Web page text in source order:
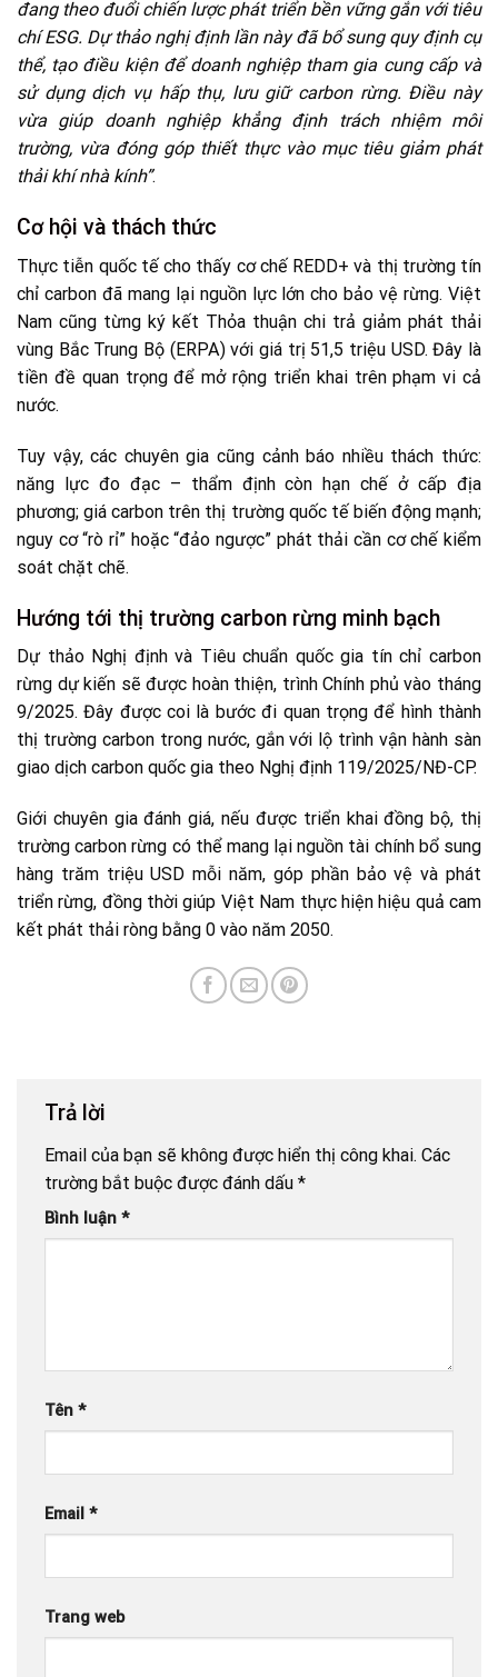
đang theo đuổi chiến lược phát triển bền vững gắn với tiêu
chí ESG. Dự thảo nghị định lần này đã bổ sung quy định cụ
thể, tạo điều kiện để doanh nghiệp tham gia cung cấp và
sử dụng dịch vụ hấp thụ, lưu giữ carbon rừng. Điều này
vừa giúp doanh nghiệp khẳng định trách nhiệm môi
trường, vừa đóng góp thiết thực vào mục tiêu giảm phát
thải khí nhà kính”.
Cơ hội và thách thức
Thực tiễn quốc tế cho thấy cơ chế REDD+ và thị trường tín
chỉ carbon đã mang lại nguồn lực lớn cho bảo vệ rừng. Việt
Nam cũng từng ký kết Thỏa thuận chi trả giảm phát thải
vùng Bắc Trung Bộ (ERPA) với giá trị 51,5 triệu USD. Đây là
tiền đề quan trọng để mở rộng triển khai trên phạm vi cả
nước.
Tuy vậy, các chuyên gia cũng cảnh báo nhiều thách thức:
năng lực đo đạc – thẩm định còn hạn chế ở cấp địa
phương; giá carbon trên thị trường quốc tế biến động mạnh;
nguy cơ “rò rỉ” hoặc “đảo ngược” phát thải cần cơ chế kiểm
soát chặt chẽ.
Hướng tới thị trường carbon rừng minh bạch
Dự thảo Nghị định và Tiêu chuẩn quốc gia tín chỉ carbon
rừng dự kiến sẽ được hoàn thiện, trình Chính phủ vào tháng
9/2025. Đây được coi là bước đi quan trọng để hình thành
thị trường carbon trong nước, gắn với lộ trình vận hành sàn
giao dịch carbon quốc gia theo Nghị định 119/2025/NĐ-CP.
Giới chuyên gia đánh giá, nếu được triển khai đồng bộ, thị
trường carbon rừng có thể mang lại nguồn tài chính bổ sung
hàng trăm triệu USD mỗi năm, góp phần bảo vệ và phát
triển rừng, đồng thời giúp Việt Nam thực hiện hiệu quả cam
kết phát thải ròng bằng 0 vào năm 2050.
Trả lời
Email của bạn sẽ không được hiển thị công khai. Các
trường bắt buộc được đánh dấu *
Bình luận *
Tên *
Email *
Trang web